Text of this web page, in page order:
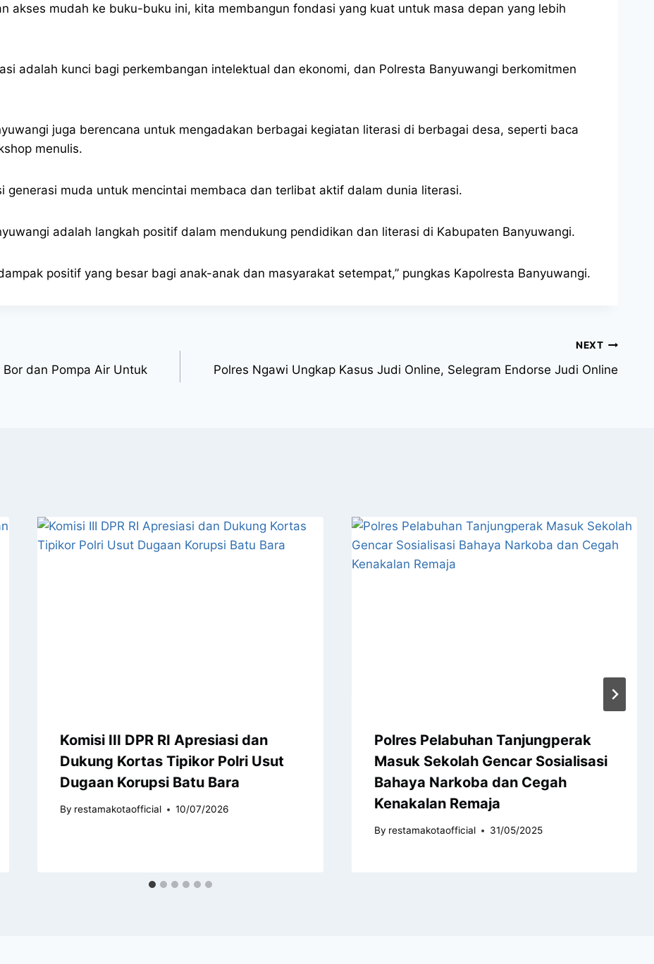
akses mudah ke buku-buku ini, kita membangun fondasi yang kuat untuk masa depan yang lebih
adalah kunci bagi perkembangan intelektual dan ekonomi, dan Polresta Banyuwangi berkomitmen
juga berencana untuk mengadakan berbagai kegiatan literasi di berbagai desa, seperti baca
menulis.
generasi muda untuk mencintai membaca dan terlibat aktif dalam dunia literasi.
adalah langkah positif dalam mendukung pendidikan dan literasi di Kabupaten Banyuwangi.
positif yang besar bagi anak-anak dan masyarakat setempat,” pungkas Kapolresta Banyuwangi.
dan Pompa Air Untuk
NEXT
Polres Ngawi Ungkap Kasus Judi Online, Selegram Endorse Judi Online
Komisi III DPR RI Apresiasi dan
Dukung Kortas Tipikor Polri Usut
Dugaan Korupsi Batu Bara
By restamakotaofficial 10/07/2026
Polres Pelabuhan Tanjungperak
Masuk Sekolah Gencar Sosialisasi
Bahaya Narkoba dan Cegah
Kenakalan Remaja
By restamakotaofficial 31/05/2025